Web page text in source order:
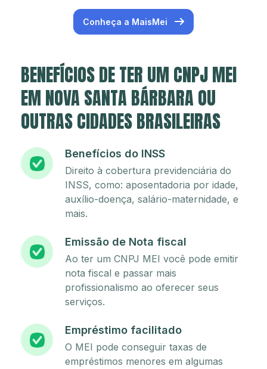
Conheça a MaisMei
BENEFÍCIOS DE TER UM CNPJ MEI
EM NOVA SANTA BÁRBARA OU
OUTRAS CIDADES BRASILEIRAS
Benefícios do INSS
Direito à cobertura previdenciária do
INSS, como: aposentadoria por idade,
auxílio-doença, salário-maternidade, e
mais.
Emissão de Nota fiscal
Ao ter um CNPJ MEI você pode emitir
nota fiscal e passar mais
profissionalismo ao oferecer seus
serviços.
Empréstimo facilitado
O MEI pode conseguir taxas de
empréstimos menores em algumas